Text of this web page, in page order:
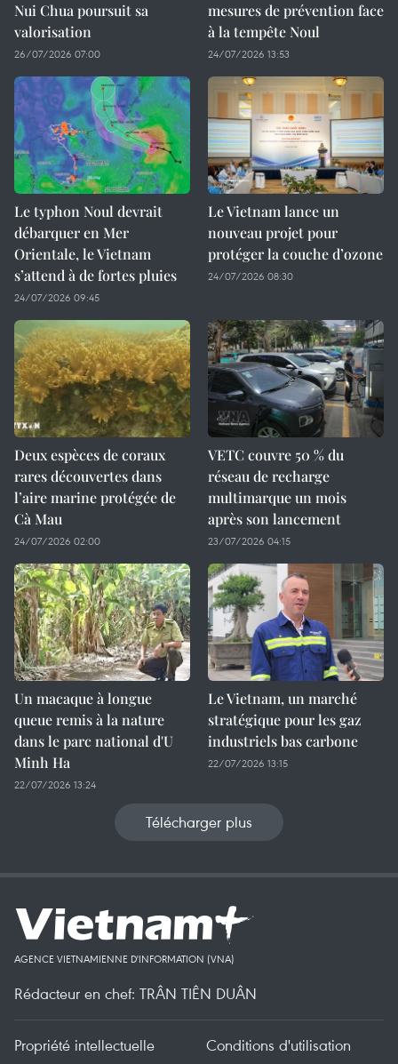
Nui Chua poursuit sa
valorisation
26/07/2026 07:00
mesures de prévention face
à la tempête Noul
24/07/2026 13:53
Le typhon Noul devrait
débarquer en Mer
Orientale, le Vietnam
s’attend à de fortes pluies
24/07/2026 09:45
Le Vietnam lance un
nouveau projet pour
protéger la couche d’ozone
24/07/2026 08:30
Deux espèces de coraux
rares découvertes dans
l’aire marine protégée de
Cà Mau
24/07/2026 02:00
VETC couvre 50 % du
réseau de recharge
multimarque un mois
après son lancement
23/07/2026 04:15
Un macaque à longue
queue remis à la nature
dans le parc national d'U
Minh Ha
22/07/2026 13:24
Le Vietnam, un marché
stratégique pour les gaz
industriels bas carbone
22/07/2026 13:15
Télécharger plus
AGENCE VIETNAMIENNE D'INFORMATION (VNA)
Rédacteur en chef: TRÂN TIÊN DUÂN
Propriété intellectuelle Conditions d'utilisation